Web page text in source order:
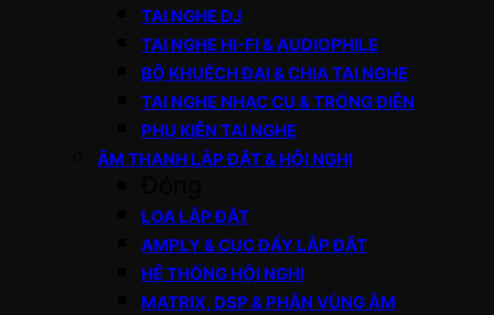
TAI NGHE DJ
TAI NGHE HI-FI & AUDIOPHILE
BỘ KHUẾCH ĐẠI & CHIA TAI NGHE
TAI NGHE NHẠC CỤ & TRỐNG ĐIỆN
PHỤ KIỆN TAI NGHE
ÂM THANH LẮP ĐẶT & HỘI NGHỊ
LOA LẮP ĐẶT
AMPLY & CỤC ĐẨY LẮP ĐẶT
HỆ THỐNG HỘI NGHỊ
MATRIX, DSP & PHÂN VÙNG ÂM